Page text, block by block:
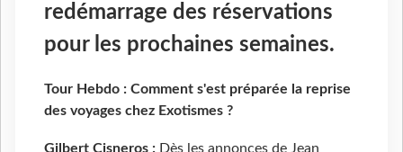
redémarrage des réservations
pour les prochaines semaines.
Tour Hebdo : Comment s'est préparée la reprise
des voyages chez Exotismes ?
Gilbert Cisneros : Dès les annonces de Jean